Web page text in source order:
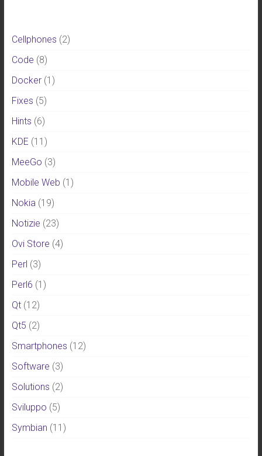
Cellphones (2)
Code (8)
Docker(1)
Fixes (5)
Hints (6)
KDE (11)
MeeGo (3)
Mobile Web (1)
Nokia(19)
Notizie (23)
Ovi Store (4)
Perl (3)
Perl6 (1)
Qt(12)
Qt5 (2)
Smartphones (12)
Software (3)
Solutions (2)
Sviluppo (5)
Symbian (11)